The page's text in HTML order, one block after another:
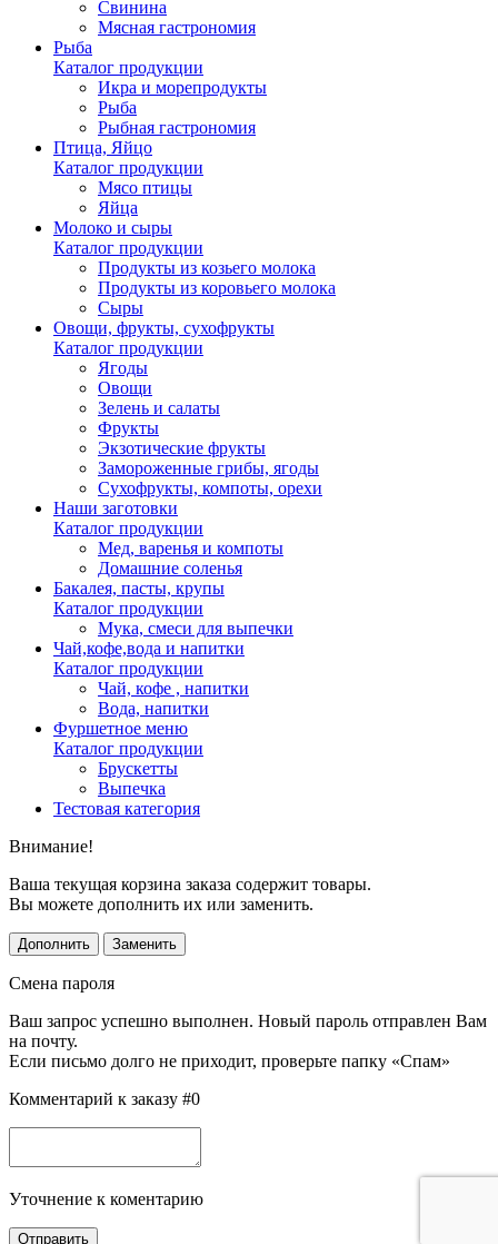
Свинина
Мясная гастрономия
Рыба
Каталог продукции
Икра и морепродукты
Рыба
Рыбная гастрономия
Птица, Яйцо
Каталог продукции
Мясо птицы
Яйца
Молоко и сыры
Каталог продукции
Продукты из козьего молока
Продукты из коровьего молока
Сыры
Овощи, фрукты, сухофрукты
Каталог продукции
Ягоды
Овощи
Зелень и салаты
Фрукты
Экзотические фрукты
Замороженные грибы, ягоды
Сухофрукты, компоты, орехи
Наши заготовки
Каталог продукции
Мед, варенья и компоты
Домашние соленья
Бакалея, пасты, крупы
Каталог продукции
Мука, смеси для выпечки
Чай,кофе,вода и напитки
Каталог продукции
Чай, кофе , напитки
Вода, напитки
Фуршетное меню
Каталог продукции
Брускетты
Выпечка
Тестовая категория
Внимание!
Ваша текущая корзина заказа содержит товары.
Вы можете дополнить их или заменить.
Дополнить Заменить
Смена пароля
Ваш запрос успешно выполнен. Новый пароль отправлен Вам
на почту.
Если письмо долго не приходит, проверьте папку «Спам»
Комментарий к заказу #0
Уточнение к коментарию
Отправить